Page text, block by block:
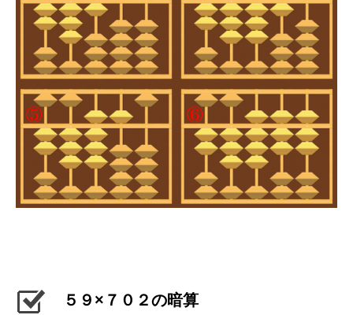
５９×７０２の暗算